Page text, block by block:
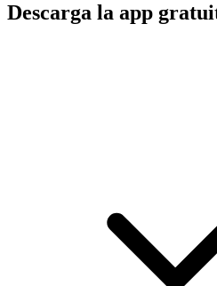
Descarga la app